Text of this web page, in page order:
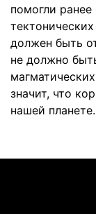
помогли
должен быть
не должно
значит, что
нашей планете.